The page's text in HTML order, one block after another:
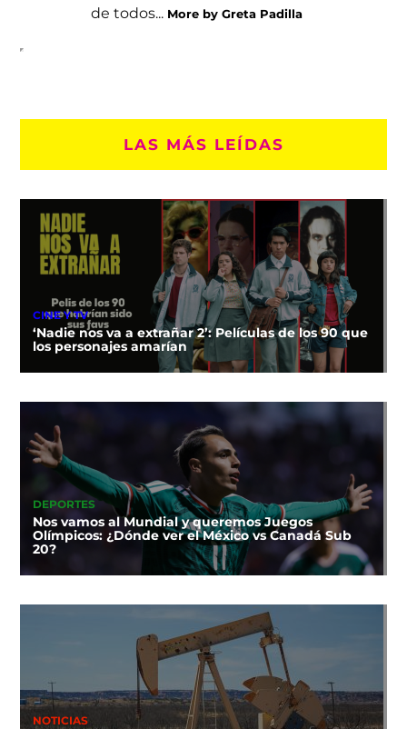
de todos... More by Greta Padilla
LAS MÁS LEÍDAS
CINE Y TV
‘Nadie nos va a extrañar 2’: Películas de los 90 que
los personajes amarían
DEPORTES
Nos vamos al Mundial y queremos Juegos
Olímpicos: ¿Dónde ver el México vs Canadá Sub
20?
NOTICIAS